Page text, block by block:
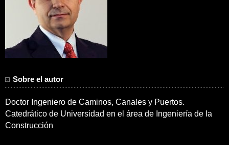
Sobre el autor
Doctor Ingeniero de Caminos, Canales y Puertos.
Catedrático de Universidad en el área de Ingeniería de la
Construcción